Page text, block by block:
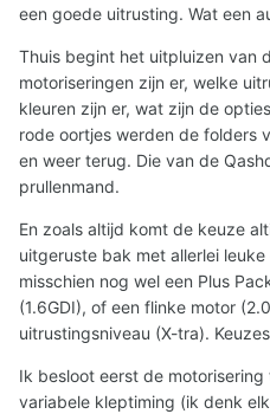
een goede uitrusting. Wat een
Thuis begint het uitpluizen van
motoriseringen zijn er, welke
kleuren zijn er, wat zijn de
rode oortjes werden de folders
en weer terug. Die van de
prullenmand.
En zoals altijd komt de keuze
uitgeruste bak met allerlei
misschien nog wel een Plus
(1.6GDI), of een flinke motor
uitrustingsniveau (X-tra).
Ik besloot eerst de
variabele kleptiming (ik denk